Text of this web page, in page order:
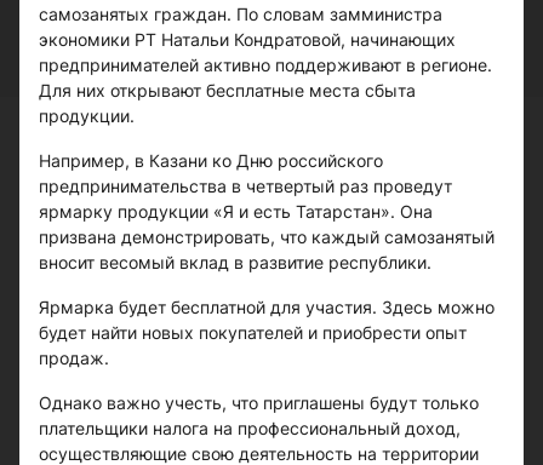
самозанятых граждан. По словам замминистра
экономики РТ Натальи Кондратовой, начинающих
предпринимателей активно поддерживают в регионе.
Для них открывают бесплатные места сбыта
продукции.
Например, в Казани ко Дню российского
предпринимательства в четвертый раз проведут
ярмарку продукции «Я и есть Татарстан». Она
призвана демонстрировать, что каждый самозанятый
вносит весомый вклад в развитие республики.
Ярмарка будет бесплатной для участия. Здесь можно
будет найти новых покупателей и приобрести опыт
продаж.
Однако важно учесть, что приглашены будут только
плательщики налога на профессиональный доход,
осуществляющие свою деятельность на территории